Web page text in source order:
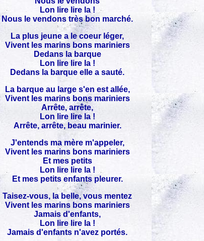
Lon lire lire la !
Nous le vendons très bon marché.
La plus jeune a le coeur léger,
Vivent les marins bons mariniers
Dedans la barque
Lon lire lire la !
Dedans la barque elle a sauté.
La barque au large s'en est allée,
Vivent les marins bons mariniers
Arrête, arrête,
Lon lire lire la !
Arrête, arrête, beau marinier.
J'entends ma mère m'appeler,
Vivent les marins bons mariniers
Et mes petits
Lon lire lire la !
Et mes petits enfants pleurer.
Taisez-vous, la belle, vous mentez
Vivent les marins bons mariniers
Jamais d'enfants,
Lon lire lire la !
Jamais d'enfants n'avez portés.